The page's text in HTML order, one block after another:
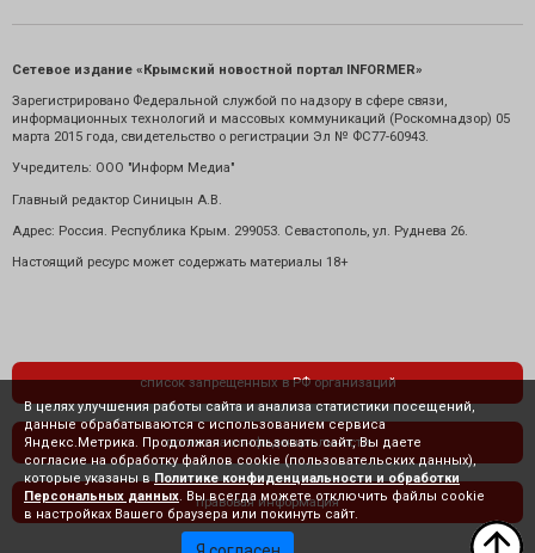
Сетевое издание «Крымский новостной портал INFORMER»
Зарегистрировано Федеральной службой по надзору в сфере связи,
информационных технологий и массовых коммуникаций (Роскомнадзор) 05
марта 2015 года, свидетельство о регистрации Эл № ФС77-60943.
Учредитель: ООО "Информ Медиа"
Главный редактор Синицын А.В.
Адрес: Россия. Республика Крым. 299053. Севастополь, ул. Руднева 26.
Настоящий ресурс может содержать материалы 18+
список запрещенных в РФ организаций
политика конфиденциальности
правовая информация
В целях улучшения работы сайта и анализа статистики посещений,
данные обрабатываются с использованием сервиса
Яндекс.Метрика. Продолжая использовать сайт, Вы даете
согласие на обработку файлов cookie (пользовательских данных),
которые указаны в Политике конфиденциальности и обработки
Персональных данных . Вы всегда можете отключить файлы cookie
в настройках Вашего браузера или покинуть сайт.